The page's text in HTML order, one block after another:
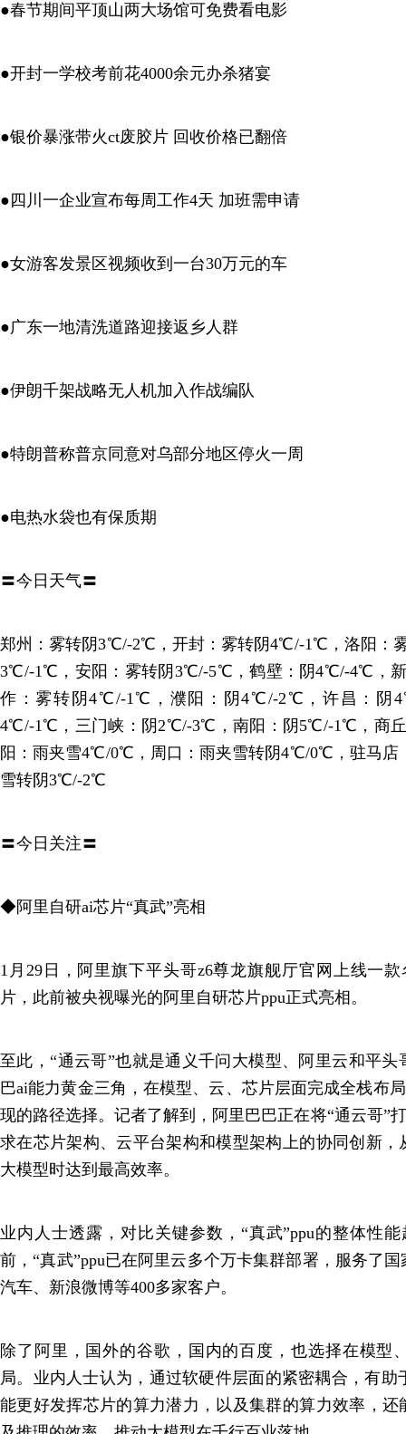
●春节期间平顶山两大场馆可免费看电影
●开封一学校考前花4000余元办杀猪宴
●银价暴涨带火ct废胶片 回收价格已翻倍
●四川一企业宣布每周工作4天 加班需申请
●女游客发景区视频收到一台30万元的车
●广东一地清洗道路迎接返乡人群
●伊朗千架战略无人机加入作战编队
●特朗普称普京同意对乌部分地区停火一周
●电热水袋也有保质期
〓今日天气〓
郑州：雾转阴3℃/-2℃，开封：雾转阴4℃/-1℃，洛阳：
3℃/-1℃，安阳：雾转阴3℃/-5℃，鹤壁：阴4℃/-4℃，
作：雾转阴4℃/-1℃，濮阳：阴4℃/-2℃，许昌：阴
4℃/-1℃，三门峡：阴2℃/-3℃，南阳：阴5℃/-1℃，商
阳：雨夹雪4℃/0℃，周口：雨夹雪转阴4℃/0℃，驻马
雪转阴3℃/-2℃
〓今日关注〓
◆阿里自研ai芯片“真武”亮相
1月29日，阿里旗下平头哥z6尊龙旗舰厅官网上线一款
片，此前被央视曝光的阿里自研芯片ppu正式亮相。
至此，“通云哥”也就是通义千问大模型、阿里云和平
巴ai能力黄金三角，在模型、云、芯片层面完成全栈布
现的路径选择。记者了解到，阿里巴巴正在将“通云哥”
求在芯片架构、云平台架构和模型架构上的协同创新
大模型时达到最高效率。
业内人士透露，对比关键参数，“真武”ppu的整体性
前，“真武”ppu已在阿里云多个万卡集群部署，服务了
汽车、新浪微博等400多家客户。
除了阿里，国外的谷歌，国内的百度，也选择在模型
局。业内人士认为，通过软硬件层面的紧密耦合，有助
能更好发挥芯片的算力潜力，以及集群的算力效率，